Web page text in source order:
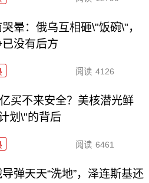
哭晕：俄乌互相砸\"饭碗\"，
已没有后方
阅读 4126
买不来安全？美核潜光鲜
划\"的背后
阅读 6461
弹天天“洗地”，泽连斯基还